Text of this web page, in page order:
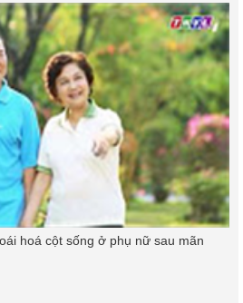
hoá cột sống ở phụ nữ sau mãn